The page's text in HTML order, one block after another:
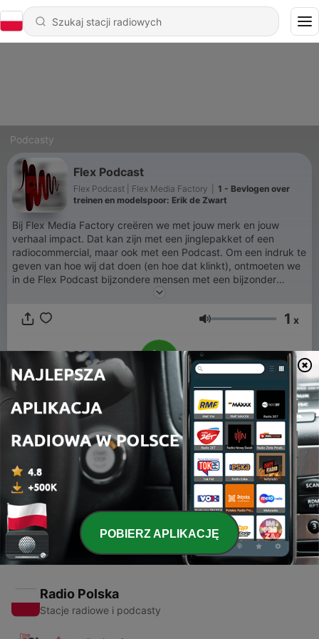
Podcasty
Flex Podcast
Flex Podcast | Flex Media Factory
1 - Bevlogen over
treinen en modelspoor: Erik de Zwart
Bij Flex Media Factory creëren we met jouw merk en jouw
verhaal impact. Dat kan zijn met een jinglepakket of een
radiocommercial, maar ook met een Podcast. Om een indruk te
geven van hoe wij dat doen (en hoe dat klinkt), ontmoeten we
in de Flex Podcast bijzondere mensen met een bijzonder
Głośność 1 x
00:00
Odcinki
- Bevlogen over treinen en modelspoor: Erik de Zwart
Radio Polska
Stacje radiowe i podcasty
POBIERZ APLIKACJĘ